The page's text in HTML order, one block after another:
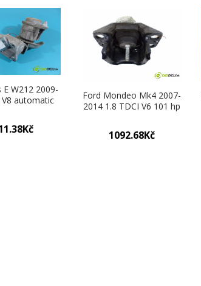
E W212 2009-
V8 automatic
motoru)
Ford Mondeo Mk4 2007-
2014 1.8 TDCI V6 101 hp
motora (Držáky motoru)
1092.68Kč